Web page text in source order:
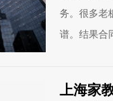
务。很多老
谱。结果合
上海家